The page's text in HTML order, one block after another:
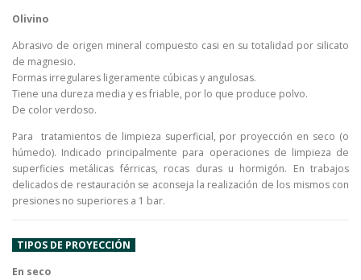
Olivino
Abrasivo de origen mineral compuesto casi en su totalidad por silicato
de magnesio.
Formas irregulares ligeramente cúbicas y angulosas.
Tiene una dureza media y es friable, por lo que produce polvo.
De color verdoso.
Para tratamientos de limpieza superficial, por proyección en seco (o
húmedo). Indicado principalmente para operaciones de limpieza de
superficies metálicas férricas, rocas duras u hormigón. En trabajos
delicados de restauración se aconseja la realización de los mismos con
presiones no superiores a 1 bar.
TIPOS DE PROYECCIÓN
En seco